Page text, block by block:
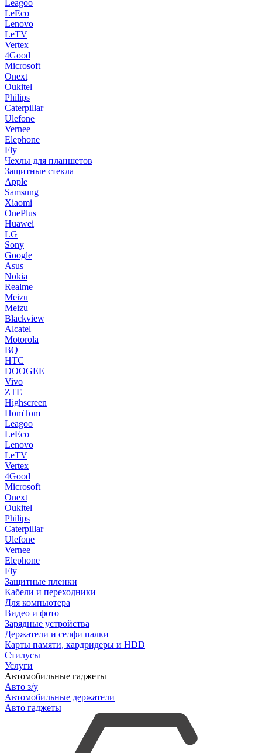
Leagoo
LeEco
Lenovo
LeTV
Vertex
4Good
Microsoft
Onext
Oukitel
Philips
Caterpillar
Ulefone
Vernee
Elephone
Fly
Чехлы для планшетов
Защитные стекла
Apple
Samsung
Xiaomi
OnePlus
Huawei
LG
Sony
Google
Asus
Nokia
Realme
Meizu
Meizu
Blackview
Alcatel
Motorola
BQ
HTC
DOOGEE
Vivo
ZTE
Highscreen
HomTom
Leagoo
LeEco
Lenovo
LeTV
Vertex
4Good
Microsoft
Onext
Oukitel
Philips
Caterpillar
Ulefone
Vernee
Elephone
Fly
Защитные пленки
Кабели и переходники
Для компьютера
Видео и фото
Зарядные устройства
Держатели и селфи палки
Карты памяти, кардридеры и HDD
Стилусы
Услуги
Автомобильные гаджеты
Авто з/у
Автомобильные держатели
Авто гаджеты